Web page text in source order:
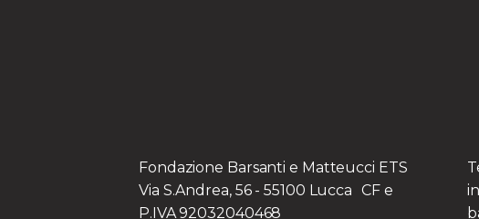
Fondazione Barsanti e Matteucci ETS
Via S.Andrea, 56 - 55100 Lucca CF e
P.IVA 92032040468